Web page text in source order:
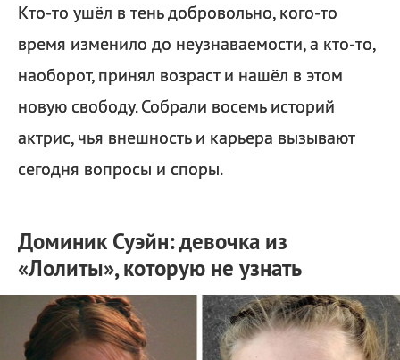
Кто-то ушёл в тень добровольно, кого-то
время изменило до неузнаваемости, а кто-то,
наоборот, принял возраст и нашёл в этом
новую свободу. Собрали восемь историй
актрис, чья внешность и карьера вызывают
сегодня вопросы и споры.
Доминик Суэйн: девочка из
«Лолиты», которую не узнать